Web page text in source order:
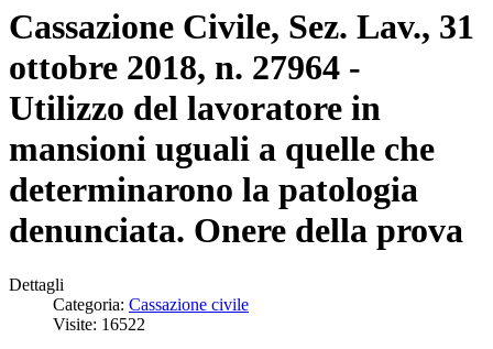
Cassazione Civile, Sez. Lav., 31
ottobre 2018, n. 27964 -
Utilizzo del lavoratore in
mansioni uguali a quelle che
determinarono la patologia
denunciata. Onere della prova
Dettagli
Categoria: Cassazione civile
Visite: 16522